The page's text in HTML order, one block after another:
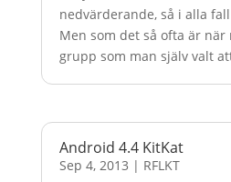
nedvärderande, så i alla
Men som det så ofta är
grupp som man själv valt
Android 4.4 KitKat
Sep 4, 2013 | RFLKT